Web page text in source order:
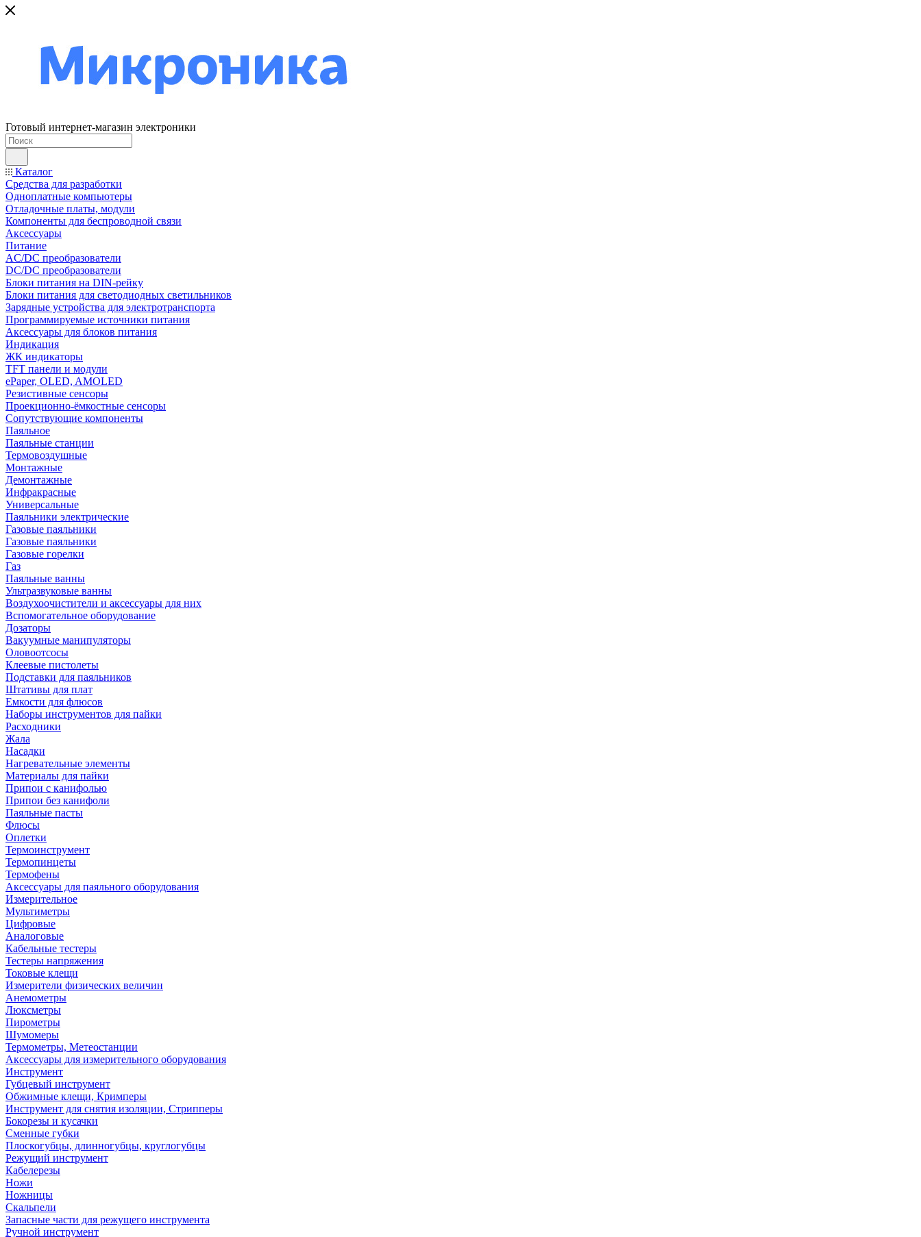
Готовый интернет-магазин электроники
Каталог
Средства для разработки
Одноплатные компьютеры
Отладочные платы, модули
Компоненты для беспроводной связи
Аксессуары
Питание
AC/DC преобразователи
DC/DC преобразователи
Блоки питания на DIN-рейку
Блоки питания для светодиодных светильников
Зарядные устройства для электротранспорта
Программируемые источники питания
Аксессуары для блоков питания
Индикация
ЖК индикаторы
TFT панели и модули
ePaper, OLED, AMOLED
Резистивные сенсоры
Проекционно-ёмкостные сенсоры
Сопутствующие компоненты
Паяльное
Паяльные станции
Термовоздушные
Монтажные
Демонтажные
Инфракрасные
Универсальные
Паяльники электрические
Газовые паяльники
Газовые паяльники
Газовые горелки
Газ
Паяльные ванны
Ультразвуковые ванны
Воздухоочистители и аксессуары для них
Вспомогательное оборудование
Дозаторы
Вакуумные манипуляторы
Оловоотсосы
Клеевые пистолеты
Подставки для паяльников
Штативы для плат
Емкости для флюсов
Наборы инструментов для пайки
Расходники
Жала
Насадки
Нагревательные элементы
Материалы для пайки
Припои с канифолью
Припои без канифоли
Паяльные пасты
Флюсы
Оплетки
Термоинструмент
Термопинцеты
Термофены
Аксессуары для паяльного оборудования
Измерительное
Мультиметры
Цифровые
Аналоговые
Кабельные тестеры
Тестеры напряжения
Токовые клещи
Измерители физических величин
Анемометры
Люксметры
Пирометры
Шумомеры
Термометры, Метеостанции
Аксессуары для измерительного оборудования
Инструмент
Губцевый инструмент
Обжимные клещи, Кримперы
Инструмент для снятия изоляции, Стрипперы
Бокорезы и кусачки
Сменные губки
Плоскогубцы, длинногубцы, круглогубцы
Режущий инструмент
Кабелерезы
Ножи
Ножницы
Скальпели
Запасные части для режущего инструмента
Ручной инструмент